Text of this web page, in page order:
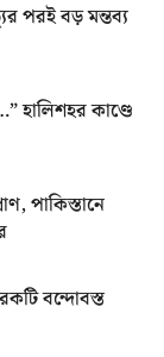
পরই বড় মন্তব্য
হালিশহর কাণ্ডে
পাকিস্তানে
বন্দোবস্ত